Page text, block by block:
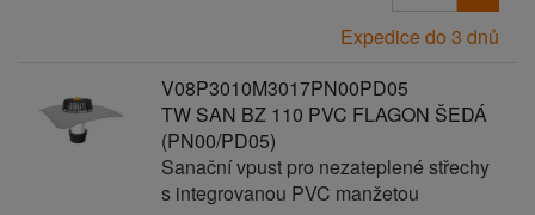
Expedice do 3 dnů
V08P3010M3017PN00PD05
TW SAN BZ 110 PVC FLAGON ŠEDÁ
(PN00/PD05)
Sanační vpust pro nezateplené střechy
s integrovanou PVC manžetou